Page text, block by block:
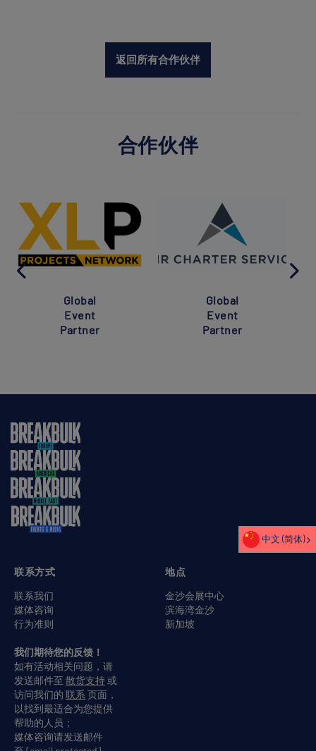
返回所有合作伙伴
合作伙伴
Global
Event
Partner
Global
Event
Partner
地点
金沙会展中心
滨海湾金沙
新加坡
联系方式
联系我们
媒体咨询
行为准则
我们期待您的反馈！
如有活动相关问题，请
发送邮件至 散货支持或
访问我们的 联系 页面，
以找到最适合为您提供
帮助的人员；
媒体咨询请发送邮件
中文 (简体)